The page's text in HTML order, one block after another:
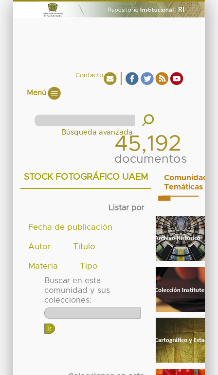
Contacto
Menú
45,192
documentos
STOCK FOTOGRÁFICO UAEM
Listar por
Fecha de publicación
Autor Título
Materia
Tipo
Buscar en esta
comunidad y sus
colecciones:
Comunidades
Temáticas